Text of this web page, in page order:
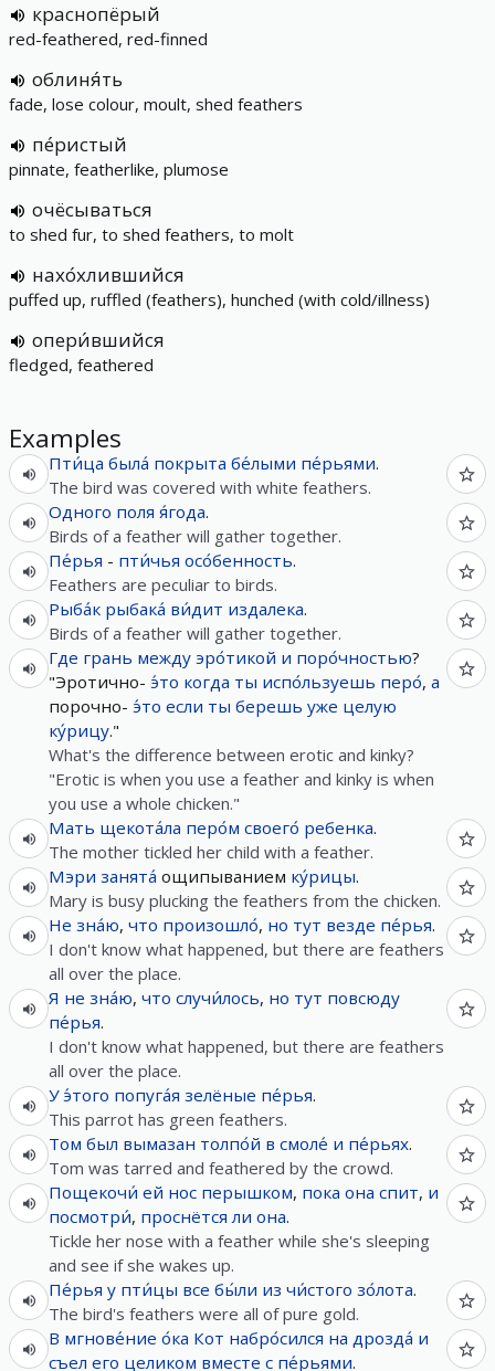
краснопёрый
red-feathered, red-finned
облиня́ть
fade, lose colour, moult, shed feathers
пе́ристый
pinnate, featherlike, plumose
очёсываться
to shed fur, to shed feathers, to molt
нахо́хлившийся
puffed up, ruffled (feathers), hunched (with cold/illness)
опери́вшийся
fledged, feathered
Examples
Пти́ца была́ покрыта бе́лыми пе́рьями.
The bird was covered with white feathers.
Одного поля я́года.
Birds of a feather will gather together.
Пе́рья - пти́чья осо́бенность.
Feathers are peculiar to birds.
Рыба́к рыбака́ ви́дит издалека.
Birds of a feather will gather together.
Где грань между эро́тикой и поро́чностью?
"Эротично- э́то когда ты испо́льзуешь перо́, а
порочно- э́то если ты берешь уже целую
ку́рицу."
What's the difference between erotic and kinky?
"Erotic is when you use a feather and kinky is when
you use a whole chicken."
Мать щекота́ла перо́м своего́ ребенка.
The mother tickled her child with a feather.
Мэри занята́ ощипыванием ку́рицы.
Mary is busy plucking the feathers from the chicken.
Не зна́ю, что произошло́, но тут везде пе́рья.
I don't know what happened, but there are feathers
all over the place.
Я не зна́ю, что случи́лось, но тут повсюду
пе́рья.
I don't know what happened, but there are feathers
all over the place.
У э́того попуга́я зелёные пе́рья.
This parrot has green feathers.
Том был вымазан толпо́й в смоле́ и пе́рьях.
Tom was tarred and feathered by the crowd.
Пощекочи́ ей нос перышком, пока она спит, и
посмотри́, проснётся ли она.
Tickle her nose with a feather while she's sleeping
and see if she wakes up.
Пе́рья у пти́цы все бы́ли из чи́стого зо́лота.
The bird's feathers were all of pure gold.
В мгнове́ние о́ка Кот набро́сился на дрозда́ и
съел его целиком вместе с пе́рьями.